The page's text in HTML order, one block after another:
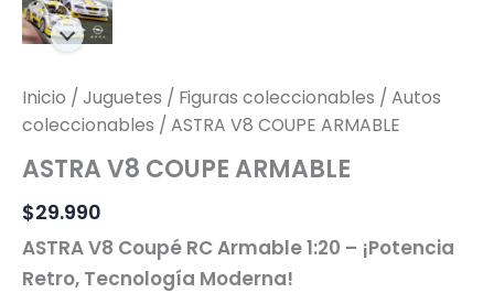
Inicio / Juguetes / Figuras coleccionables / Autos
coleccionables / ASTRA V8 COUPE ARMABLE
ASTRA V8 COUPE ARMABLE
$29.990
ASTRA V8 Coupé RC Armable 1:20 – ¡Potencia
Retro, Tecnología Moderna!